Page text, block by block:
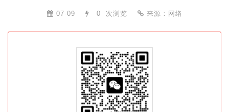
07-09 0 次浏览 来源：网络